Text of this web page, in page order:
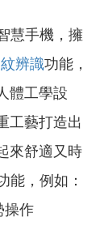
慧手機，擁
辨識功能，
體工學設
工藝打造出
來舒適又時
能，例如：
操作